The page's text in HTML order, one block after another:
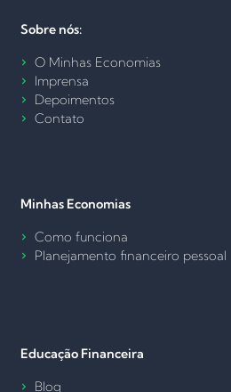
Sobre nós:
O Minhas Economias
Imprensa
Depoimentos
Contato
Minhas Economias
Como funciona
Planejamento financeiro pessoal
Educação Financeira
Blog